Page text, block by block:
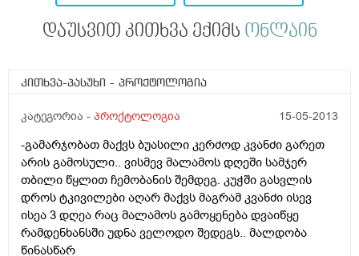
დაუსვით კითხვა ექიმს ონლაინ
კითხვა-პასუხი - პროქტოლოგია
კატეგორია - პროქტოლოგია 15-05-2013
-გამარჯობათ მაქვს ბუასილი კერძოდ კვანძი გარეთ
არის გამოსული.. ვისმევ მალამოს დღეში სამჯერ
თბილი წყლით ჩემობანის შემდეგ. კუჭში გასვლის
დროს ტკივილები აღარ მაქვს მაგრამ კვანძი ისევ
ისეა 3 დღეა რაც მალამოს გამოყენება დვაიწყე
რამდენხანსში უდნა ველოდო შედეგს.. მალდობა
წინასწარ